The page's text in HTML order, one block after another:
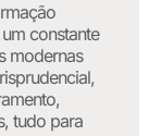
constante
modernas
tudo para